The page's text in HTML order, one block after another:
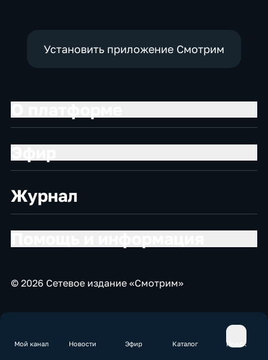
Мой канал Новости Эфир Каталог Поиск
Установить приложение Смотрим
Журнал
© 2026 Сетевое издание «Смотрим»